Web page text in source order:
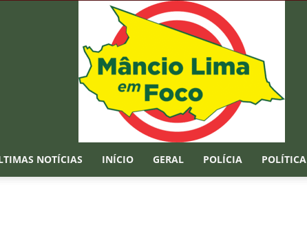
NOTÍCIAS INÍCIO GERAL POLÍCIA POLÍTICA